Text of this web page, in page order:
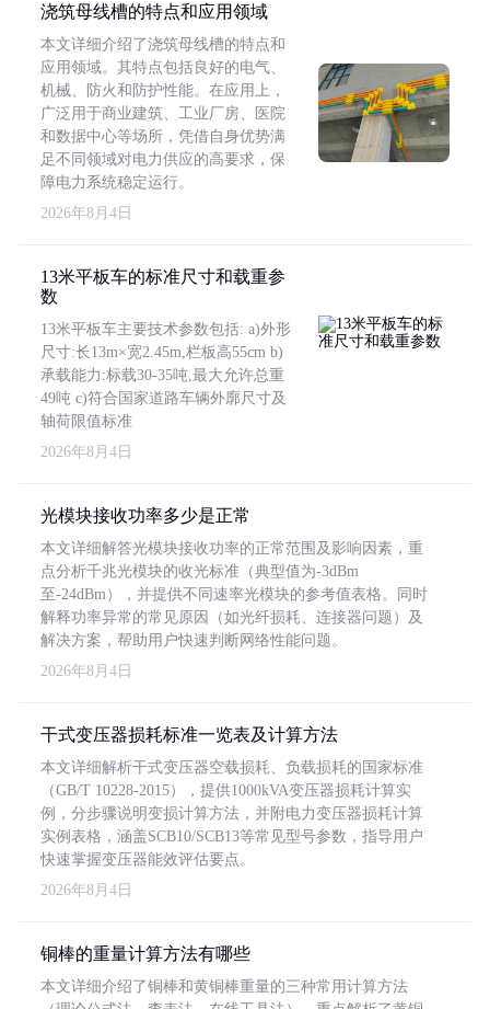
浇筑母线槽的特点和应用领域
本文详细介绍了浇筑母线槽的特点和
应用领域。其特点包括良好的电气、
机械、防火和防护性能。在应用上，
广泛用于商业建筑、工业厂房、医院
和数据中心等场所，凭借自身优势满
足不同领域对电力供应的高要求，保
障电力系统稳定运行。
2026年8月4日
13米平板车的标准尺寸和载重参
数
13米平板车主要技术参数包括: a)外形
尺寸:长13m×宽2.45m,栏板高55cm b)
承载能力:标载30-35吨,最大允许总重
49吨 c)符合国家道路车辆外廓尺寸及
轴荷限值标准
2026年8月4日
光模块接收功率多少是正常
本文详细解答光模块接收功率的正常范围及影响因素，重
点分析千兆光模块的收光标准（典型值为-3dBm
至-24dBm），并提供不同速率光模块的参考值表格。同时
解释功率异常的常见原因（如光纤损耗、连接器问题）及
解决方案，帮助用户快速判断网络性能问题。
2026年8月4日
干式变压器损耗标准一览表及计算方法
本文详细解析干式变压器空载损耗、负载损耗的国家标准
（GB/T 10228-2015），提供1000kVA变压器损耗计算实
例，分步骤说明变损计算方法，并附电力变压器损耗计算
实例表格，涵盖SCB10/SCB13等常见型号参数，指导用户
快速掌握变压器能效评估要点。
2026年8月4日
铜棒的重量计算方法有哪些
本文详细介绍了铜棒和黄铜棒重量的三种常用计算方法